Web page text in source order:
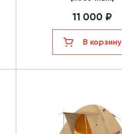
11 000 ₽
В корзину